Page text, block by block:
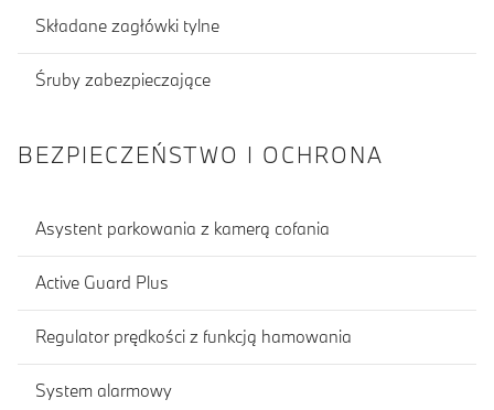
Składane zagłówki tylne
Śruby zabezpieczające
BEZPIECZEŃSTWO I OCHRONA
Asystent parkowania z kamerą cofania
Active Guard Plus
Regulator prędkości z funkcją hamowania
System alarmowy